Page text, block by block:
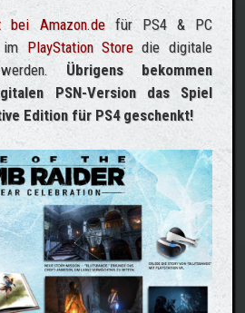
bei Amazon.defür PS4 & PC
PlayStation Store die digitale
Übrigens bekommen
PSN-Version das Spiel
Edition für PS4 geschenkt!